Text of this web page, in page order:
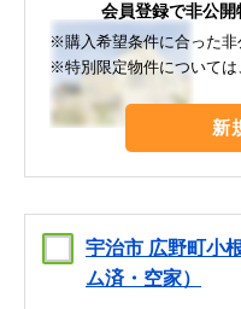
会員登録で非公開
※購入希望条件に合った非
※特別限定物件については
新
宇治市 広野町小
ム済・空家）